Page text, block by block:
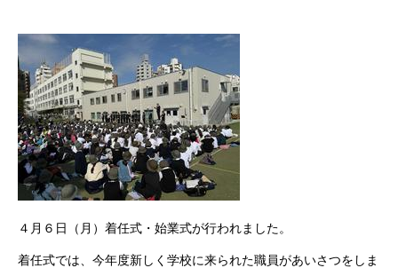
４月６日（月）着任式・始業式が行われました。
着任式では、今年度新しく学校に来られた職員があいさつをしま